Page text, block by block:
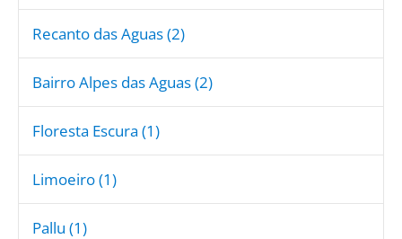
Recanto das Aguas (2)
Bairro Alpes das Aguas (2)
Floresta Escura (1)
Limoeiro (1)
Pallu (1)